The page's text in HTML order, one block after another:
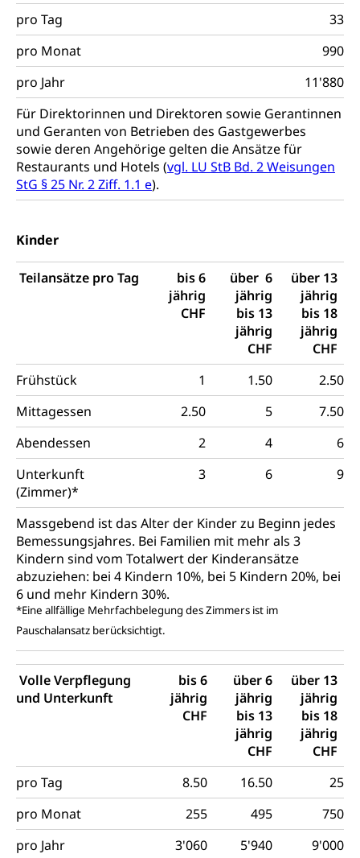
pro Tag
33
pro Monat
990
pro Jahr
11'880
Für Direktorinnen und Direktoren sowie Gerantinnen
und Geranten von Betrieben des Gastgewerbes
sowie deren Angehörige gelten die Ansätze für
Restaurants und Hotels (vgl. LU StB Bd. 2 Weisungen
StG § 25 Nr. 2 Ziff. 1.1 e).
Kinder
Teilansätze pro Tag
bis 6
jährig
CHF
über 6
jährig
bis 13
jährig
CHF
über 13
jährig
bis 18
jährig
CHF
Frühstück
1 1.50
2.50
Mittagessen
2.50 5
7.50
Abendessen
2 4
6
Unterkunft
(Zimmer)*
3 6 9
Massgebend ist das Alter der Kinder zu Beginn jedes
Bemessungsjahres. Bei Familien mit mehr als 3
Kindern sind vom Totalwert der Kinderansätze
abzuziehen: bei 4 Kindern 10%, bei 5 Kindern 20%, bei
6 und mehr Kindern 30%.
*Eine allfällige Mehrfachbelegung des Zimmers ist im
Pauschalansatz berücksichtigt.
Volle Verpflegung
und Unterkunft
bis 6
jährig
CHF
über 6
jährig
bis 13
jährig
CHF
über 13
jährig
bis 18
jährig
CHF
pro Tag
8.50 16.50
25
pro Monat
255 495
750
pro Jahr
3'060 5'940 9'000
Erwerbsausfallentschädigung (WAS Luzern)
Bevölkerungsschutz
Katastrophenschutz, Katastrophenhilfe, Polizei,
Feuerwehr, Gesundheitswesen, technische Betriebe,
Alarmierung, Sirenentest
Kantonaler Führungsstab
Polizei
Ordnungskräfte, Sicherheit, öffentliche Ordnung
Polizei
Versorgung
Waffen
Waffenerwerbsschein, Waffenschein, Waffenbüro,
Waffentragen, Selbstverteidigung
Waffen, Sprengstoffe und Pyrotechnik
Bundesamt für Zivildienst ZIVI
Erwerbsausfallentschädigung (WAS Luzern)
Zivilschutz
Schutzdienstpflicht, Schutzraum,
Schutzraumbaupflicht
Zivilschutz
Staat und Recht
Gleichstellung von Frau und Mann
Diskriminierung, Gleichstellungsbüro, Mobbing
Gleichstellung aller Geschlechter und
Lebensformen
Gleichstellung Menschen mit
Behinderungen
Schlichtungsbehörde Gleichstellung
Zivilverfahren
Zivilrecht, Zivilrechtspflege, Gerichtsverfahren
Bezirksgerichte: Aufgaben und Verfahren
Kosten im Zivilprozess
Bankrott, Schulden, Zahlungsunfähigkeit, Pfändung
Schulden (gruezi.lu.ch)
Betreibungsämter
Betreibungsverfahren
Konkursämter
Regierungsform, Stimm- und Wahlrecht,
Stimmrecht, Abstimmungen, Wahlen, politische
Parteien, Grundfreiheiten, Pluralismus
Volksrechte
Kantonale Steuern
Finanzausgleich, Einkommenssteuer, Kopfsteuer,
Personalsteuer, Haushaltssteuer, Vermögenssteuer,